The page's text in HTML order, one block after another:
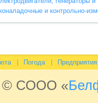
и контрольно-
Погода Предприятия
© СООО «